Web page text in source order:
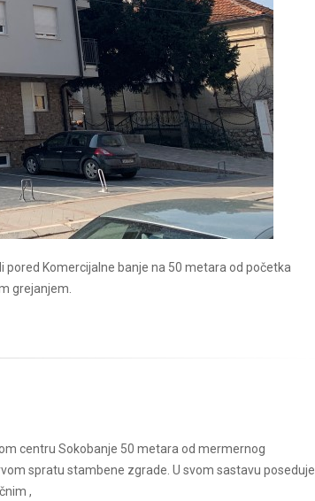
Komercijalne banje na 50 metara od početka
grejanjem.
centru Sokobanje 50 metara od mermernog
spratu stambene zgrade. U svom sastavu poseduje
,